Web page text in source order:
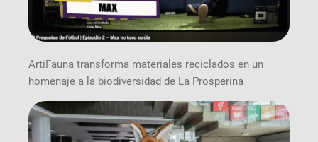
ArtiFauna transforma materiales reciclados en un
homenaje a la biodiversidad de La Prosperina